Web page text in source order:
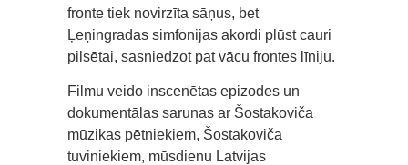
fronte tiek novirzīta sāņus, bet
Ļeņingradas simfonijas akordi plūst cauri
pilsētai, sasniedzot pat vācu frontes līniju.
Filmu veido inscenētas epizodes un
dokumentālas sarunas ar Šostakoviča
mūzikas pētniekiem, Šostakoviča
tuviniekiem, mūsdienu Latvijas